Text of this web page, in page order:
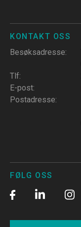
KONTAKT OSS
Besøksadresse:
Tlf:
E-post:
Postadresse:
FØLG OSS